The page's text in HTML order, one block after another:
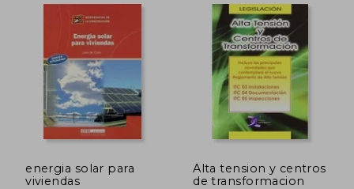
energia solar para
viviendas
Alta tension y centros
de transformacion